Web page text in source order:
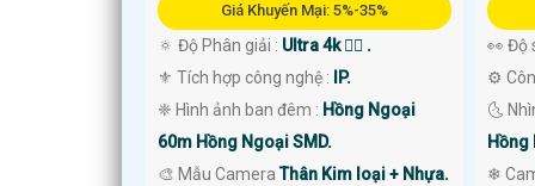
Giá Khuyến Mại: 5%-35%
🔅 Độ Phân giải : Ultra 4k 👍🏾 .
⚜️ Tích hợp công nghệ :
IP.
❈ Hình ảnh ban đêm : Hồng Ngoại
60m Hồng Ngoại SMD.
🎨 Mẫu CameraThân Kim loại + Nhựa.
👀 Độ
⚙
🌜
Hồng
❄